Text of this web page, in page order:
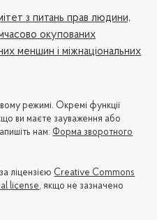
з питань прав людини,
окупованих
меншин і міжнаціональних
режимі. Окремі функції
ви маєте зауваження або
нам: Форма зворотного
ліцензією Creative Commons
license, якщо не зазначено